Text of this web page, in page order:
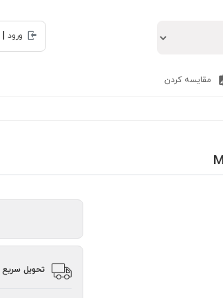
ورود
مقایسه کردن
تحویل سریع